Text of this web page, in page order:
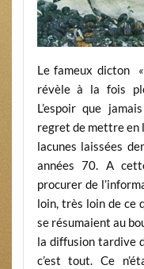
Le fameux dicton
révèle à la fois
L’espoir que
regret de mettre en
lacunes laissées
années 70. A
procurer de
loin, très loin de ce
se résumaient au
la diffusion tardive
c’est tout. Ce